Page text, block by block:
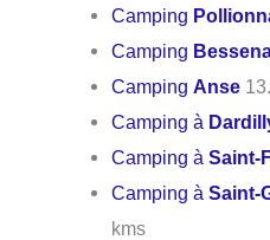
Camping
Camping
Camping Anse
Camping à
Camping àSaint-
Camping àSaint-
kms